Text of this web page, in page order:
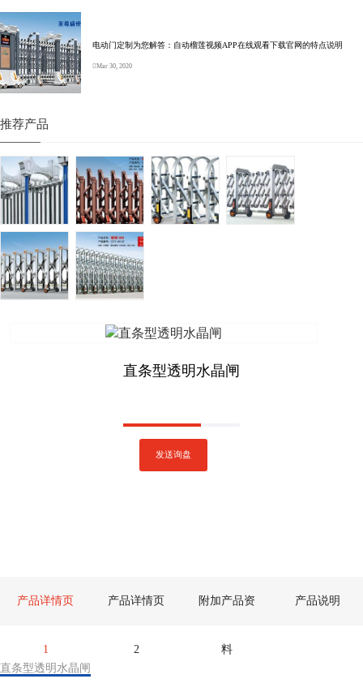
直条型透明水晶闸
发送询盘
产品详情页
1
产品详情页
2
附加产品资
料
产品说明
直条型透明水晶闸
电动门定制为您解答：自动榴莲视频APP在线观看下载官网的特点说明
Mar 30, 2020
推荐产品